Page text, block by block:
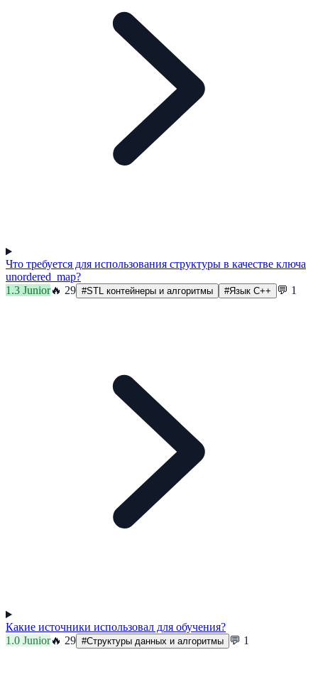
Что требуется для использования структуры в качестве ключа
unordered_map?
1.3 Junior🔥 29 #STL контейнеры и алгоритмы #Язык C++ 💬 1
Какие источники использовал для обучения?
1.0 Junior🔥 29 #Структуры данных и алгоритмы 💬 1